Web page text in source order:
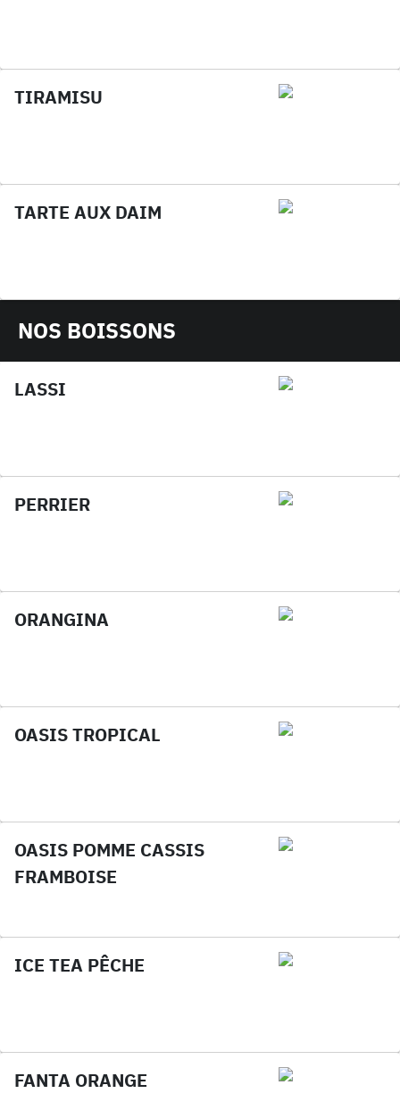
TIRAMISU
TARTE AUX DAIM
NOS BOISSONS
LASSI
PERRIER
ORANGINA
OASIS TROPICAL
OASIS POMME CASSIS
FRAMBOISE
ICE TEA PÊCHE
FANTA ORANGE